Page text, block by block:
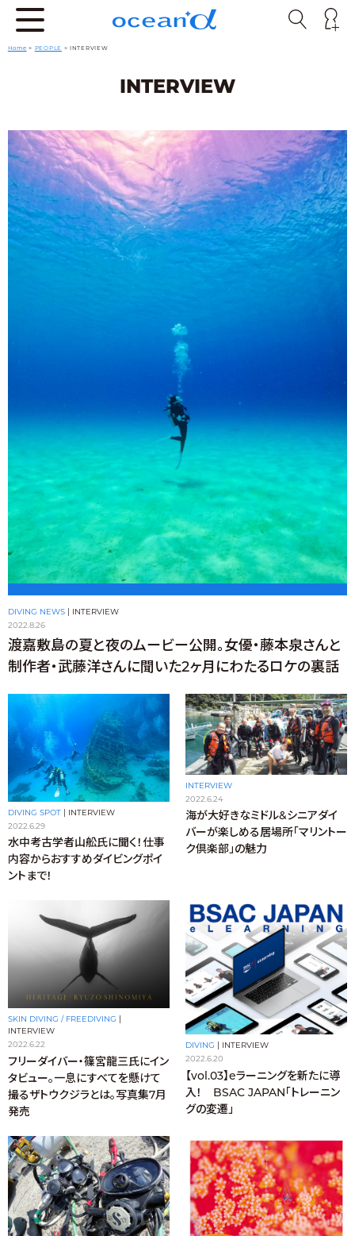
Home > PEOPLE >INTERVIEW
INTERVIEW
DIVING NEWS | INTERVIEW
2022.8.26
渡嘉敷島の夏と夜のムービー公開。女優・藤本泉さんと
制作者・武藤洋さんに聞いた2ヶ月にわたるロケの裏話
DIVING SPOT | INTERVIEW
2022.6.29
水中考古学者山舩氏に聞く！仕事
内容からおすすめダイビングポイ
ントまで！
INTERVIEW
2022.6.24
海が大好きなミドル&シニアダイ
バーが楽しめる居場所「マリントー
ク倶楽部」の魅力
SKIN DIVING / FREEDIVING
INTERVIEW
2022.6.22
フリーダイバー・篠宮龍三氏にイン
タビュー。一息にすべてを懸けて
撮るザトウクジラとは。写真集7月
発売
DIVING
INTERVIEW
2022.6.20
【vol.03】eラーニングを新たに導
入！ BSAC JAPAN「トレーニン
グの変遷」